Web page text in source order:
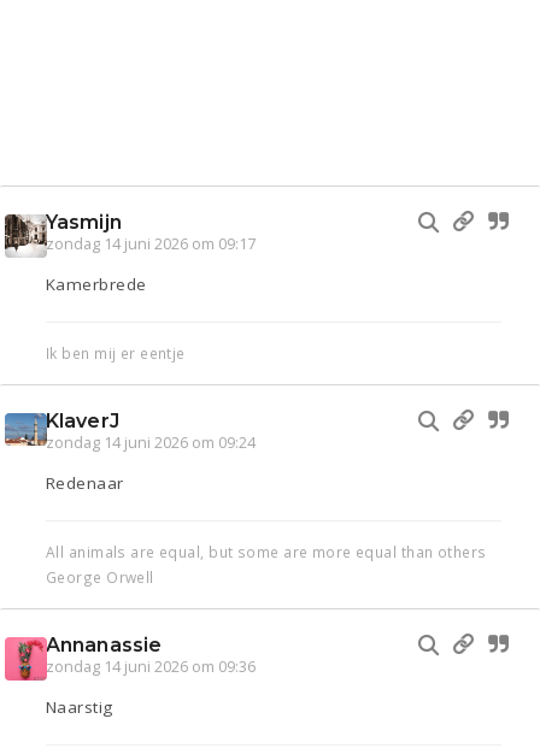
Yasmijn
zondag 14 juni 2026 om 09:17
Kamerbrede
Ik ben mij er eentje
KlaverJ
zondag 14 juni 2026 om 09:24
Redenaar
All animals are equal, but some are more equal than others
George Orwell
Annanassie
zondag 14 juni 2026 om 09:36
Naarstig